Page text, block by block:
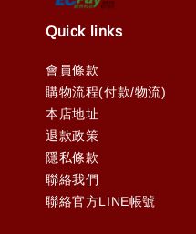
Quick links
會員條款
購物流程(付款/物流)
本店地址
退款政策
隱私條款
聯絡我們
聯絡官方LINE帳號